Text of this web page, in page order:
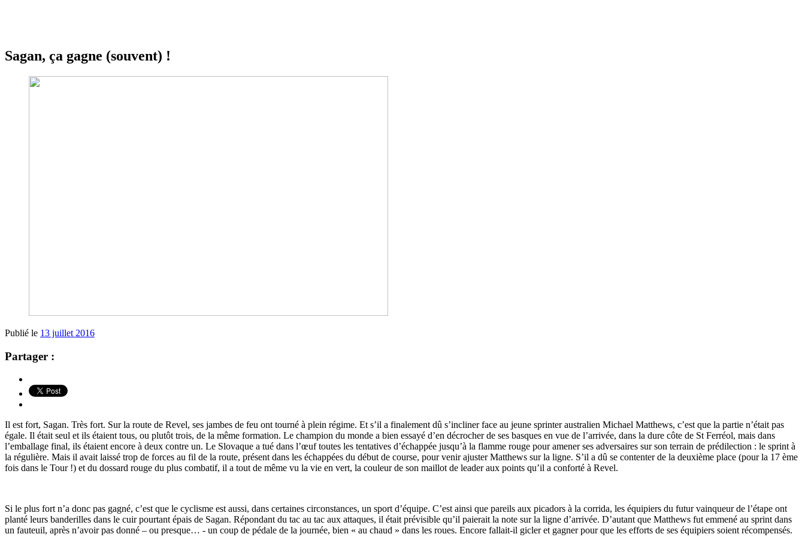
Sagan, ça gagne (souvent) !
Publié le 13 juillet 2016
Partager :
Il est fort, Sagan. Très fort. Sur la route de Revel, ses jambes de feu ont tourné à plein régime. Et s’il a finalement dû s’incliner face au jeune sprinter australien Michael Matthews, c’est que la partie n’était pas
égale. Il était seul et ils étaient tous, ou plutôt trois, de la même formation. Le champion du monde a bien essayé d’en décrocher de ses basques en vue de l’arrivée, dans la dure côte de St Ferréol, mais dans
l’emballage final, ils étaient encore à deux contre un. Le Slovaque a tué dans l’œuf toutes les tentatives d’échappée jusqu’à la flamme rouge pour amener ses adversaires sur son terrain de prédilection : le sprint à
la régulière. Mais il avait laissé trop de forces au fil de la route, présent dans les échappées du début de course, pour venir ajuster Matthews sur la ligne. S’il a dû se contenter de la deuxième place (pour la 17 ème
fois dans le Tour !) et du dossard rouge du plus combatif, il a tout de même vu la vie en vert, la couleur de son maillot de leader aux points qu’il a conforté à Revel.
Si le plus fort n’a donc pas gagné, c’est que le cyclisme est aussi, dans certaines circonstances, un sport d’équipe. C’est ainsi que pareils aux picadors à la corrida, les équipiers du futur vainqueur de l’étape ont
planté leurs banderilles dans le cuir pourtant épais de Sagan. Répondant du tac au tac aux attaques, il était prévisible qu’il paierait la note sur la ligne d’arrivée. D’autant que Matthews fut emmené au sprint dans
un fauteuil, après n’avoir pas donné – ou presque… - un coup de pédale de la journée, bien « au chaud » dans les roues. Encore fallait-il gicler et gagner pour que les efforts de ses équipiers soient récompensés.